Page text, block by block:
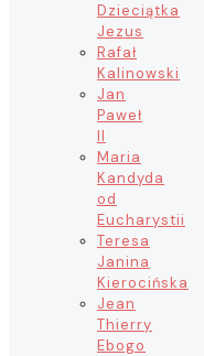
Dzieciątka
Jezus
Rafał
Kalinowski
Jan
Paweł
II
Maria
Kandyda
od
Eucharystii
Teresa
Janina
Kierocińska
Jean
Thierry
Ebogo